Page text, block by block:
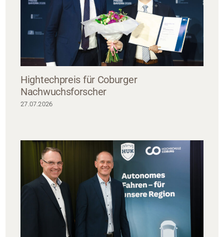
Hightechpreis für Coburger
Nachwuchsforscher
27.07.2026